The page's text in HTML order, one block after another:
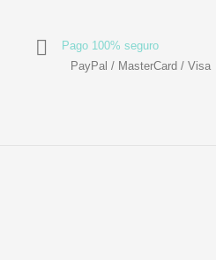
Pago 100% seguro
PayPal / MasterCard / Visa